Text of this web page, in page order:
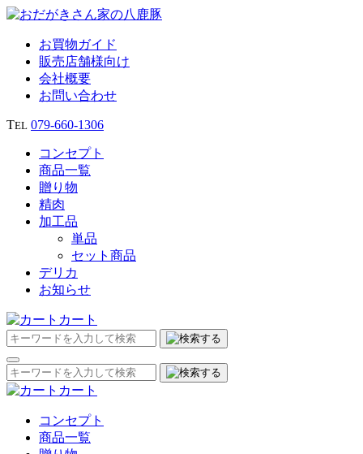
お買物ガイド
販売店舗様向け
会社概要
お問い合わせ
TEL 079‐660‐1306
コンセプト
商品一覧
贈り物
精肉
加工品
単品
セット商品
デリカ
お知らせ
カート
カート
コンセプト
商品一覧